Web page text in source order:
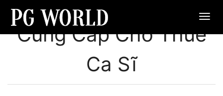
Cung Cấp Cho Thuê
Ca Sĩ